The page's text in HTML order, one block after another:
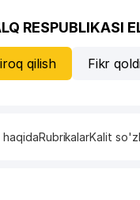
RESPUBLIKASI
qilish Fikr
haqidaRubrikalarKalit